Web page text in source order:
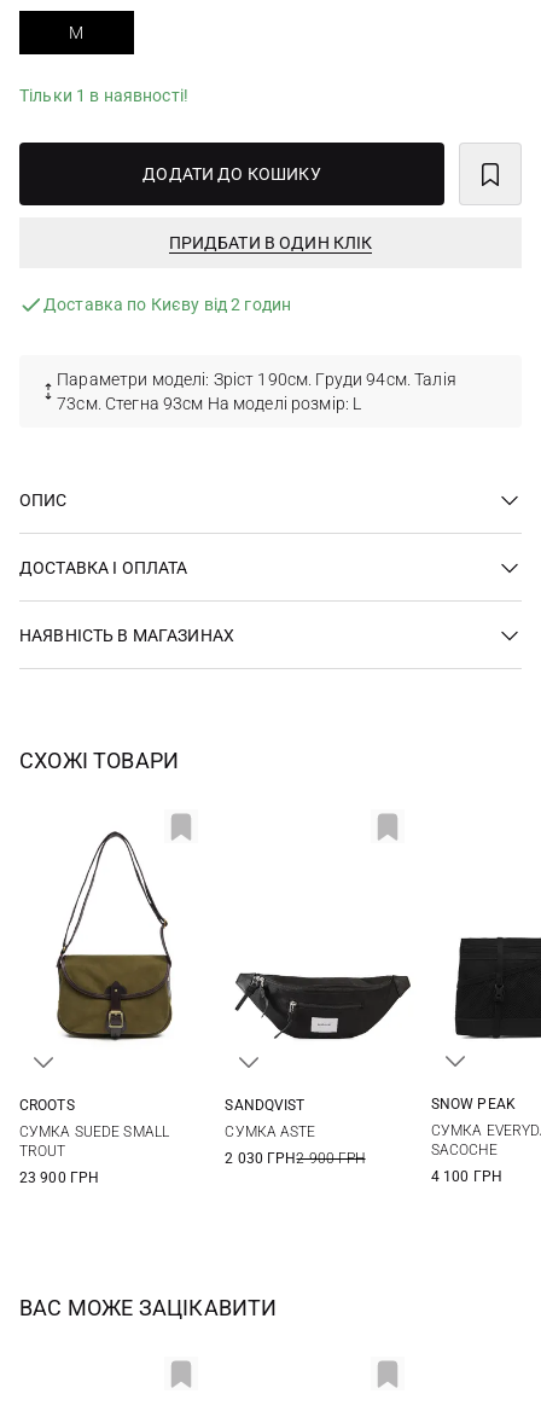
M
Тільки 1 в наявності!
ДОДАТИ ДО КОШИКУ
ПРИДБАТИ В ОДИН КЛІК
Доставка по Києву від 2 годин
Параметри моделі: Зріст 190см. Груди 94см. Талія
73см. Стегна 93см На моделі розмір: L
ОПИС
ДОСТАВКА І ОПЛАТА
НАЯВНІСТЬ В МАГАЗИНАХ
СХОЖІ ТОВАРИ
CROOTS
СУМКА SUEDE SMALL
TROUT
23 900 ГРН
35Х16Х7СМ
SANDQVIST
СУМКА ASTE
2 030 ГРН2 900 ГРН
SNOW PEAK
СУМКА
SACOCHE
4 100 ГРН
ВАС МОЖЕ ЗАЦІКАВИТИ